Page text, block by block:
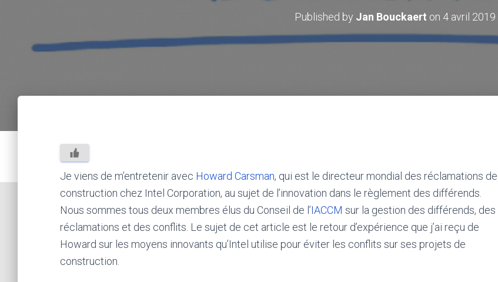
Published by Jan Bouckaert on 4 avril 2019
Je viens de m’entretenir avec Howard Carsman, qui est le directeur mondial des réclamations de
construction chez Intel Corporation, au sujet de l’innovation dans le règlement des différends.
Nous sommes tous deux membres élus du Conseil de l’IACCM sur la gestion des différends, des
réclamations et des conflits. Le sujet de cet article est le retour d’expérience que j’ai reçu de
Howard sur les moyens innovants qu’Intel utilise pour éviter les conflits sur ses projets de
construction.